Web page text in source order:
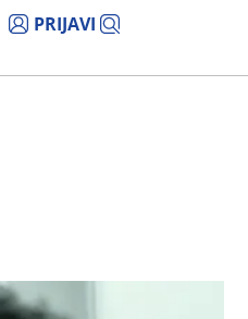
PRIJAVI